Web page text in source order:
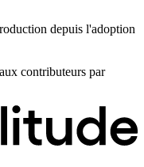
depuis l'adoption
contributeurs par